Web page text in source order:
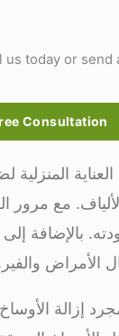
us today or send
Consultation
مع
بالإضافة
الأمراض
إزالة